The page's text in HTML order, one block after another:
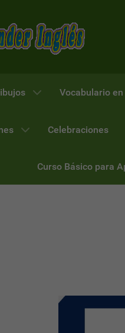
Vocabulario
Celebraciones
Curso Básico para